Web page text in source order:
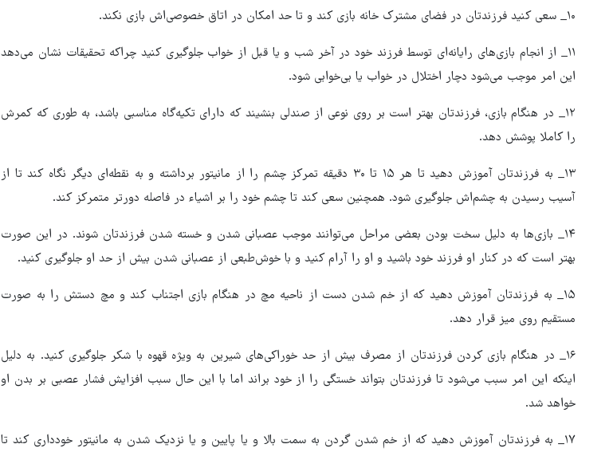
۱۰_ سعی کنید فرزندتان در فضای مشترک خانه بازی کند و تا حد امکان در اتاق خصوصی‌اش بازی نکند.
۱۱_ از انجام بازی‌های رایانه‌ای توسط فرزند خود در آخر شب و یا قبل از خواب جلوگیری کنید چراکه تحقیقات نشان می‌دهد
این امر موجب می‌شود دچار اختلال در خواب یا بی‌خوابی شود.
۱۲_ در هنگام بازی، فرزندتان بهتر است بر روی نوعی از صندلی بنشیند که دارای تکیه‌گاه مناسبی باشد، به طوری که کمرش
را کاملا پوشش دهد.
۱۳_ به فرزندتان آموزش دهید تا هر ۱۵ تا ۳۰ دقیقه تمرکز چشم را از مانیتور برداشته و به نقطه‌ای دیگر نگاه کند تا از
آسیب رسیدن به چشم‌اش جلوگیری شود. همچنین سعی کند تا چشم خود را بر اشیاء در فاصله دورتر متمرکز کند.
۱۴_ بازی‌ها به دلیل سخت بودن بعضی مراحل می‌توانند موجب عصبانی شدن و خسته شدن فرزندتان شوند. در این صورت
بهتر است که در کنار او فرزند خود باشید و او را آرام کنید و با خوش‌طبعی از عصبانی شدن بیش از حد او جلوگیری کنید.
۱۵_ به فرزندتان آموزش دهید که از خم شدن دست از ناحیه مچ در هنگام بازی اجتناب کند و مچ دستش را به صورت
مستقیم روی میز قرار دهد.
۱۶_ در هنگام بازی کردن فرزندتان از مصرف بیش از حد خوراکی‌های شیرین به ویژه قهوه با شکر جلوگیری کنید. به دلیل
اینکه این امر سبب می‌شود تا فرزندتان بتواند خستگی را از خود براند اما با این حال سبب افزایش فشار عصبی بر بدن او
خواهد شد.
۱۷_ به فرزندتان آموزش دهید که از خم شدن گردن به سمت بالا و یا پایین و یا نزدیک شدن به مانیتور خودداری کند تا